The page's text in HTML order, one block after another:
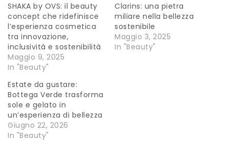
SHAKA by OVS: il beauty
concept che ridefinisce
l’esperienza cosmetica
tra innovazione,
inclusività e sostenibilità
Maggio 9, 2025
In "Beauty"
Clarins: una pietra
miliare nella bellezza
sostenibile
Maggio 3, 2025
In "Beauty"
Estate da gustare:
Bottega Verde trasforma
sole e gelato in
un’esperienza di bellezza
Giugno 22, 2026
In "Beauty"